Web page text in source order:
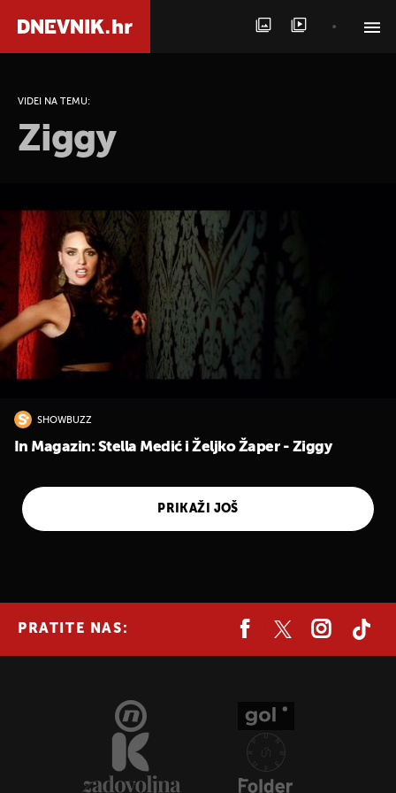
VIDEI NA TEMU:
Ziggy
SHOWBUZZ
In Magazin: Stella Medić i Željko Žaper - Ziggy
PRIKAŽI JOŠ
PRATITE NAS: